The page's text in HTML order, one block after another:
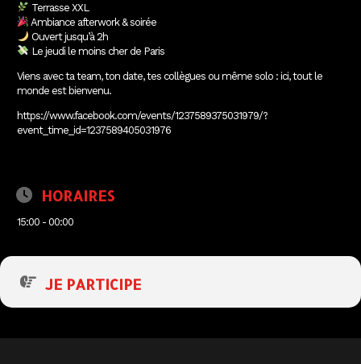
Terrasse XXL
Ambiance afterwork & soirée
Ouvert jusqu’à 2h
Le jeudi le moins cher de Paris
Viens avec ta team, ton date, tes collègues ou même solo : ici, tout le
monde est bienvenu.
https://www.facebook.com/events/1237589375031979/?
event_time_id=1237589405031976
HORAIRES
15:00 - 00:00
JE PARTICIPE